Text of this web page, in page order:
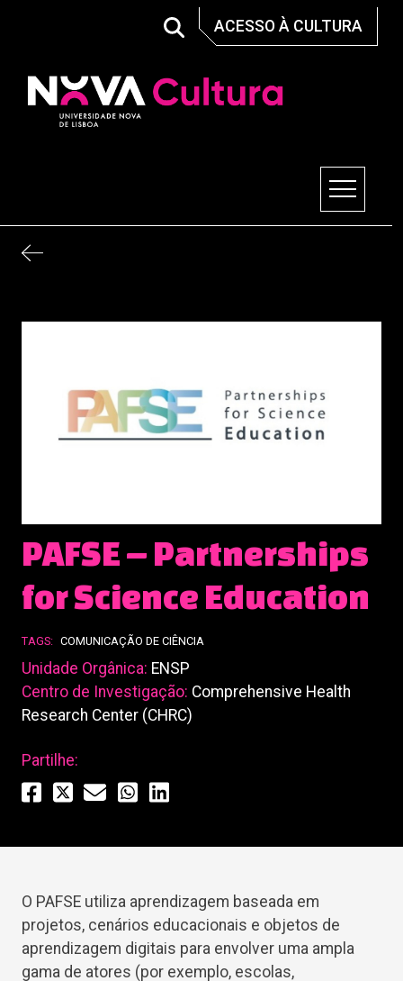
ACESSO À CULTURA
PAFSE – Partnerships
for Science Education
TAGS: COMUNICAÇÃO DE CIÊNCIA
Unidade Orgânica: ENSP
Centro de Investigação: Comprehensive Health
Research Center (CHRC)
Partilhe:
O PAFSE utiliza aprendizagem baseada em
projetos, cenários educacionais e objetos de
aprendizagem digitais para envolver uma ampla
gama de atores (por exemplo, escolas,